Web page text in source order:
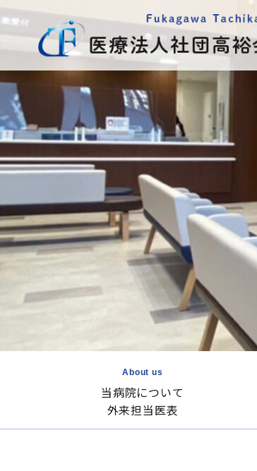
About us
当病院について
外来担当医表